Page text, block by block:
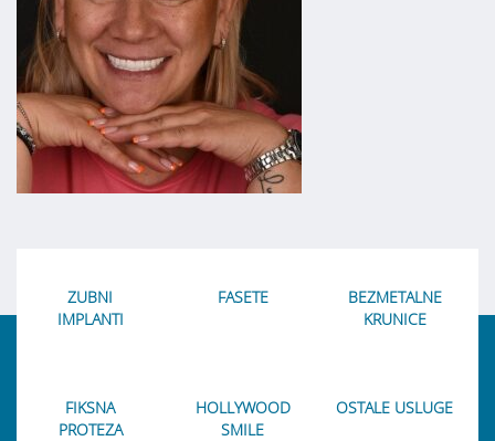
ZUBNI
IMPLANTI
FASETE
BEZMETALNE
KRUNICE
FIKSNA
PROTEZA
HOLLYWOOD
SMILE
OSTALE USLUGE